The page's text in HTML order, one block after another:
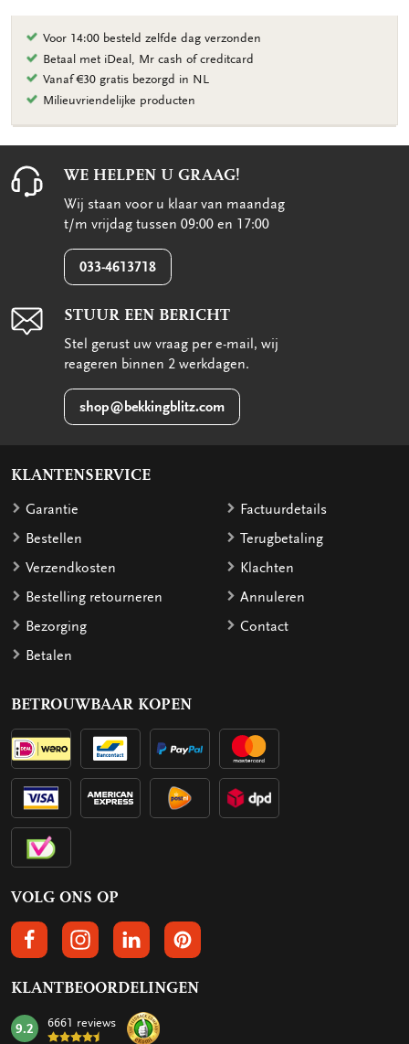
Voor 14:00 besteld zelfde dag verzonden
Betaal met iDeal, Mr cash of creditcard
Vanaf €30 gratis bezorgd in NL
Milieuvriendelijke producten
WE HELPEN U GRAAG!
Wij staan voor u klaar van maandag
t/m vrijdag tussen 09:00 en 17:00
033-4613718
STUUR EEN BERICHT
Stel gerust uw vraag per e-mail, wij
reageren binnen 2 werkdagen.
shop@bekkingblitz.com
KLANTENSERVICE
Garantie
Bestellen
Verzendkosten
Bestelling retourneren
Bezorging
Betalen
Factuurdetails
Terugbetaling
Klachten
Annuleren
Contact
BETROUWBAAR KOPEN
VOLG ONS OP
VOLGS ONS OP FACEBOOK
VOLG ONS OP INSTAGRAM
VOLG ONS OP LINKEDIN
VOLG ONS OP PINTEREST
KLANTBEOORDELINGEN
mark:
9.2 6661 reviews